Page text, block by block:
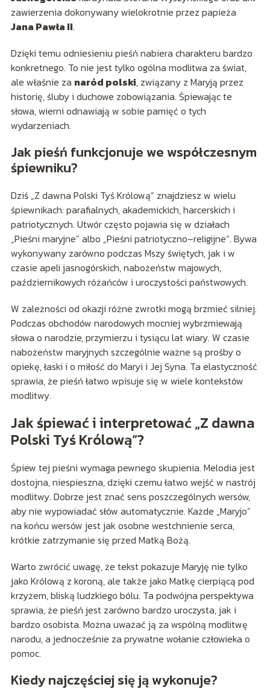
zawierzenia dokonywany wielokrotnie przez papieża
Jana Pawła II.
Dzięki temu odniesieniu pieśń nabiera charakteru bardzo
konkretnego. To nie jest tylko ogólna modlitwa za świat,
ale właśnie za naród polski, związany z Maryją przez
historię, śluby i duchowe zobowiązania. Śpiewając te
słowa, wierni odnawiają w sobie pamięć o tych
wydarzeniach.
Jak pieśń funkcjonuje we współczesnym
śpiewniku?
Dziś „Z dawna Polski Tyś Królową” znajdziesz w wielu
śpiewnikach: parafialnych, akademickich, harcerskich i
patriotycznych. Utwór często pojawia się w działach
„Pieśni maryjne” albo „Pieśni patriotyczno–religijne”. Bywa
wykonywany zarówno podczas Mszy świętych, jak i w
czasie apeli jasnogórskich, nabożeństw majowych,
październikowych różańców i uroczystości państwowych.
W zależności od okazji różne zwrotki mogą brzmieć silniej.
Podczas obchodów narodowych mocniej wybrzmiewają
słowa o narodzie, przymierzu i tysiącu lat wiary. W czasie
nabożeństw maryjnych szczególnie ważne są prośby o
opiekę, łaski i o miłość do Maryi i Jej Syna. Ta elastyczność
sprawia, że pieśń łatwo wpisuje się w wiele kontekstów
modlitwy.
Jak śpiewać i interpretować „Z dawna
Polski Tyś Królową”?
Śpiew tej pieśni wymaga pewnego skupienia. Melodia jest
dostojna, niespieszna, dzięki czemu łatwo wejść w nastrój
modlitwy. Dobrze jest znać sens poszczególnych wersów,
aby nie wypowiadać słów automatycznie. Każde „Maryjo”
na końcu wersów jest jak osobne westchnienie serca,
krótkie zatrzymanie się przed Matką Bożą.
Warto zwrócić uwagę, że tekst pokazuje Maryję nie tylko
jako Królową z koroną, ale także jako Matkę cierpiącą pod
krzyżem, bliską ludzkiego bólu. Ta podwójna perspektywa
sprawia, że pieśń jest zarówno bardzo uroczysta, jak i
bardzo osobista. Można uważać ją za wspólną modlitwę
narodu, a jednocześnie za prywatne wołanie człowieka o
pomoc.
Kiedy najczęściej się ją wykonuje?